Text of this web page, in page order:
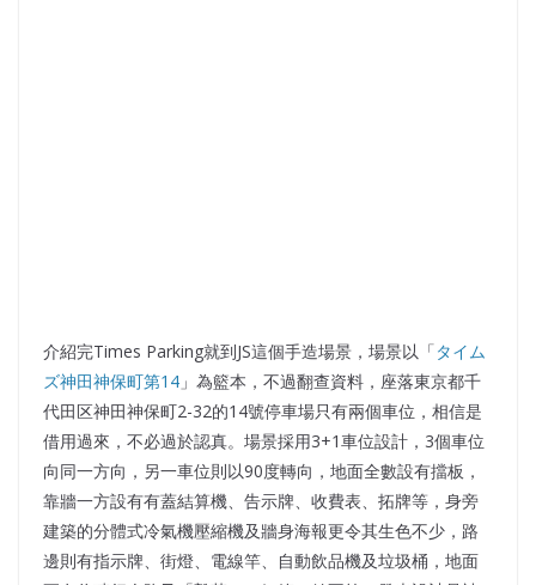
介紹完Times Parking就到JS這個手造場景，場景以「タイム
ズ神田神保町第14 」為籃本，不過翻查資料，座落東京都千
代田区神田神保町2-32的14號停車場只有兩個車位，相信是
借用過來，不必過於認真。場景採用3+1車位設計，3個車位
向同一方向，另一車位則以90度轉向，地面全數設有擋板，
靠牆一方設有有蓋結算機、告示牌、收費表、拓牌等，身旁
建築的分體式冷氣機壓縮機及牆身海報更令其生色不少，路
邊則有指示牌、街燈、電線竿、自動飲品機及垃圾桶，地面